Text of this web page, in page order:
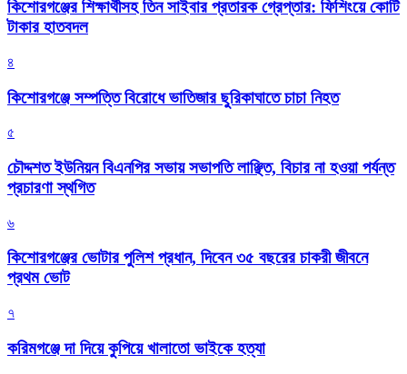
কিশোরগঞ্জের শিক্ষার্থীসহ তিন সাইবার প্রতারক গ্রেপ্তার: ফিশিংয়ে কোটি
টাকার হাতবদল
৪
কিশোরগঞ্জে সম্পত্তি বিরোধে ভাতিজার ছুরিকাঘাতে চাচা নিহত
৫
চৌদ্দশত ইউনিয়ন বিএনপির সভায় সভাপতি লাঞ্ছিত, বিচার না হওয়া পর্যন্ত
প্রচারণা স্থগিত
৬
কিশোরগঞ্জের ভোটার পুলিশ প্রধান, দিবেন ৩৫ বছরের চাকরী জীবনে
প্রথম ভোট
৭
করিমগঞ্জে দা দিয়ে কুপিয়ে খালাতো ভাইকে হত্যা